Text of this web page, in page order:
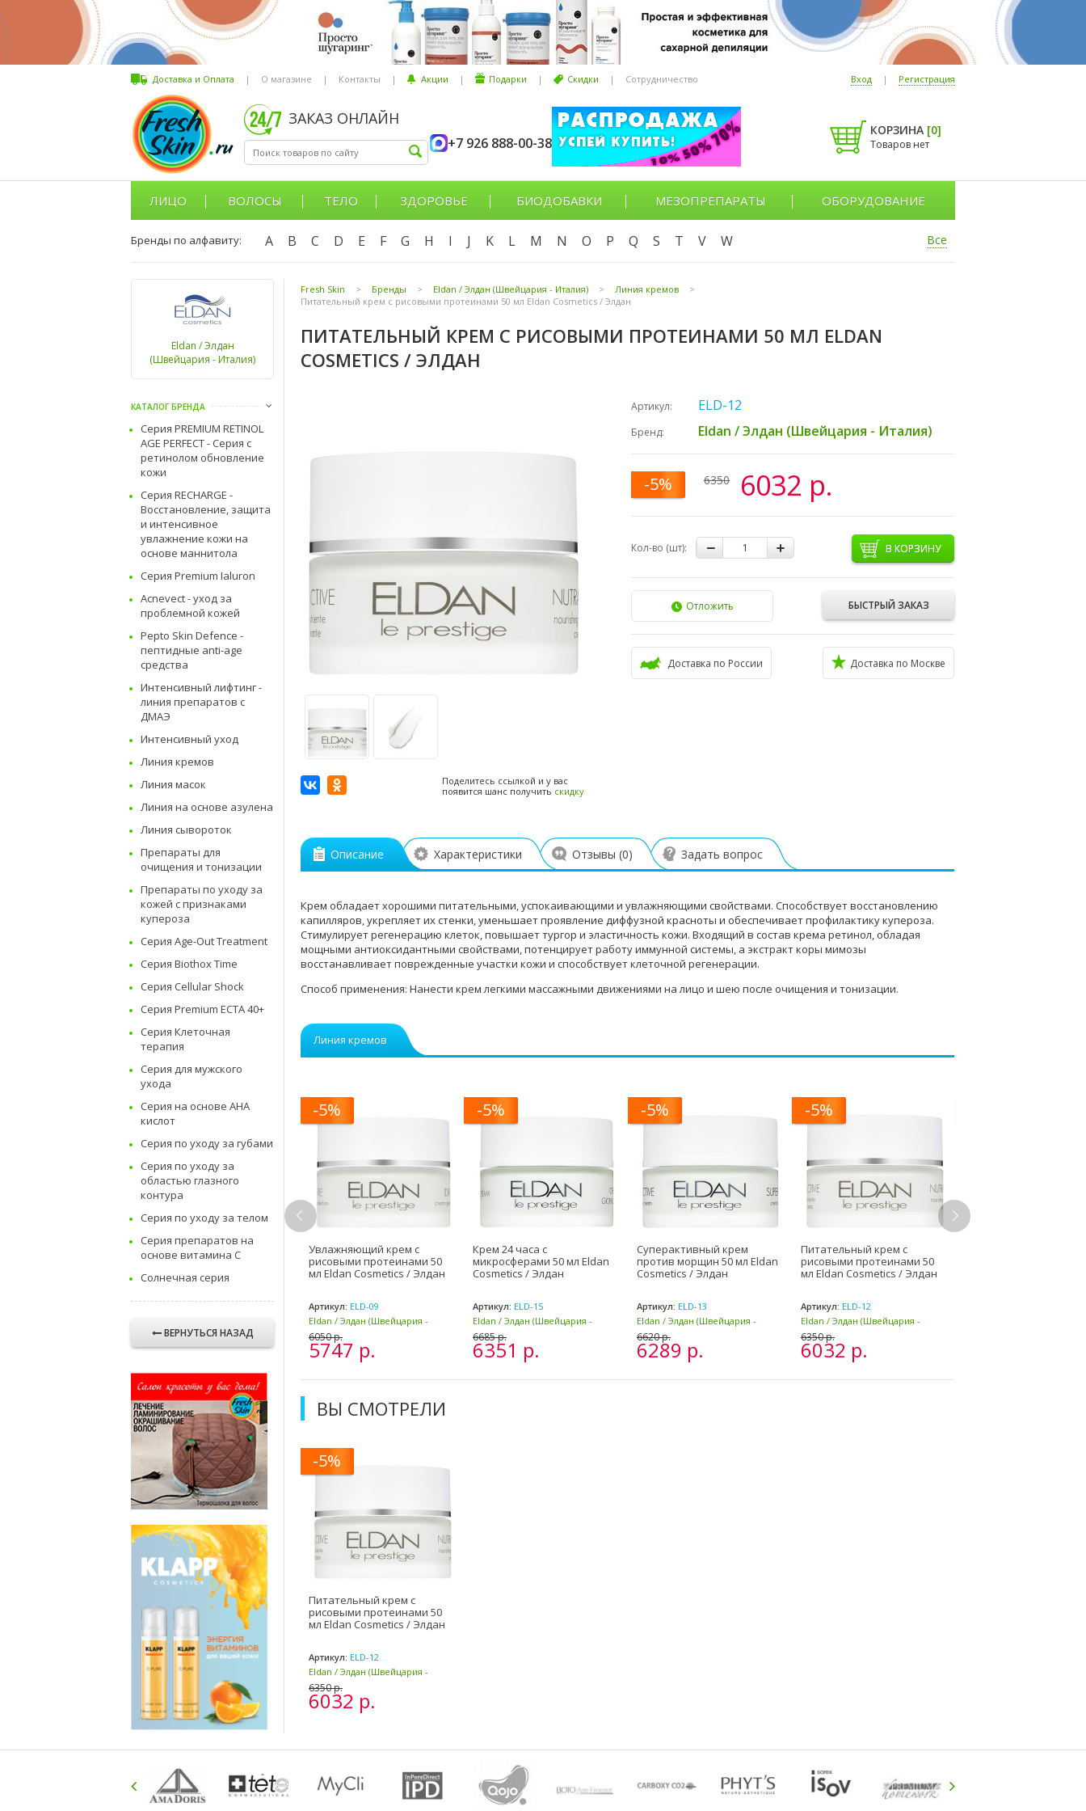
Доставка и Оплата | О магазине | Контакты | Акции | Подарки | Скидки | Сотрудничество Вход | Регистрация
ЗАКАЗ ОНЛАЙН
+7 926 888-00-38
КОРЗИНА [0]
Товаров нет
ЛИЦО ВОЛОСЫ ТЕЛО ЗДОРОВЬЕ БИОДОБАВКИ МЕЗОПРЕПАРАТЫ ОБОРУДОВАНИЕ
Бренды по алфавиту: A B C D E F G H I J K L M N O P Q S T V W Все
Eldan / Элдан
(Швейцария - Италия)
КАТАЛОГ БРЕНДА
Серия PREMIUM RETINOL
AGE PERFECT - Серия с
ретинолом обновление
кожи
Серия RECHARGE -
Восстановление, защита
и интенсивное
увлажнение кожи на
основе маннитола
Серия Premium Ialuron
Acnevect - уход за
проблемной кожей
Pepto Skin Defence -
пептидные anti-age
средства
Интенсивный лифтинг -
линия препаратов с
ДМАЭ
Интенсивный уход
Линия кремов
Линия масок
Линия на основе азулена
Линия сывороток
Препараты для
очищения и тонизации
Препараты по уходу за
кожей с признаками
купероза
Серия Age-Out Treatment
Серия Biothox Time
Серия Cellular Shock
Серия Premium ECTA 40+
Серия Клеточная
терапия
Серия для мужского
ухода
Серия на основе AHA
кислот
Серия по уходу за губами
Серия по уходу за
областью глазного
контура
Серия по уходу за телом
Серия препаратов на
основе витамина C
Солнечная серия
ВЕРНУТЬСЯ НАЗАД
Fresh Skin > Бренды > Eldan / Элдан (Швейцария - Италия) > Линия кремов
>
Питательный крем с рисовыми протеинами 50 мл Eldan Cosmetics / Элдан
ПИТАТЕЛЬНЫЙ КРЕМ С РИСОВЫМИ ПРОТЕИНАМИ 50 МЛ ELDAN
COSMETICS / ЭЛДАН
Поделитесь ссылкой и у вас
появится шанс получить скидку
Артикул: ELD-12
Бренд: Eldan / Элдан (Швейцария - Италия)
-5% 6350 6032 р.
Кол-во (шт): В КОРЗИНУ
БЫСТРЫЙ ЗАКАЗ
Отложить
Доставка по России Доставка по Москве
Описание Характеристики Отзывы (0) Задать вопрос
Крем обладает хорошими питательными, успокаивающими и увлажняющими свойствами. Способствует восстановлению
капилляров, укрепляет их стенки, уменьшает проявление диффузной красноты и обеспечивает профилактику купероза.
Стимулирует регенерацию клеток, повышает тургор и эластичность кожи. Входящий в состав крема ретинол, обладая
мощными антиоксидантными свойствами, потенцирует работу иммунной системы, а экстракт коры мимозы
восстанавливает поврежденные участки кожи и способствует клеточной регенерации.
Способ применения: Нанести крем легкими массажными движениями на лицо и шею после очищения и тонизации.
Линия кремов
-5%
Ребалансирующий крем 50
мл Rebalancing Cream Eldan /
Элдан
Италия)
7025 р.
6674 р.
-5%
Увлажняющий крем с
рисовыми протеинами 50
мл Eldan Cosmetics / Элдан
Артикул: ELD-09
Eldan / Элдан (Швейцария -
Италия)
6050 р.
5747 р.
-5%
Крем 24 часа с
микросферами 50 мл Eldan
Cosmetics / Элдан
Артикул: ELD-15
Eldan / Элдан (Швейцария -
Италия)
6685 р.
6351 р.
-5%
Суперактивный крем
против морщин 50 мл Eldan
Cosmetics / Элдан
Артикул: ELD-13
Eldan / Элдан (Швейцария -
Италия)
6620 р.
6289 р.
-5%
Питательный крем с
рисовыми протеинами 50
мл Eldan Cosmetics / Элдан
Артикул: ELD-12
Eldan / Элдан (Швейцария -
Италия)
6350 р.
6032 р.
ВЫ СМОТРЕЛИ
-5%
Питательный крем с
рисовыми протеинами 50
мл Eldan Cosmetics / Элдан
Артикул: ELD-12
Eldan / Элдан (Швейцария -
Италия)
6350 р.
6032 р.